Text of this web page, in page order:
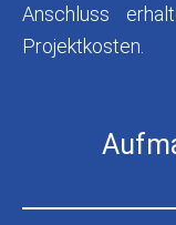
Anschluss
Projektkosten.